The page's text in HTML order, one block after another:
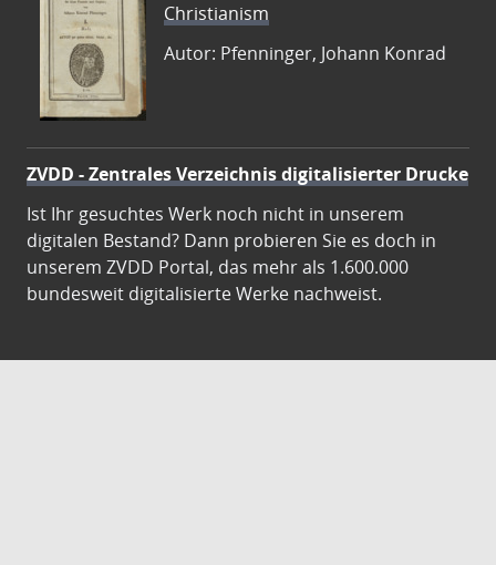
Christianism
Autor: Pfenninger, Johann Konrad
ZVDD - Zentrales Verzeichnis digitalisierter Drucke
Ist Ihr gesuchtes Werk noch nicht in unserem
digitalen Bestand? Dann probieren Sie es doch in
unserem ZVDD Portal, das mehr als 1.600.000
bundesweit digitalisierte Werke nachweist.